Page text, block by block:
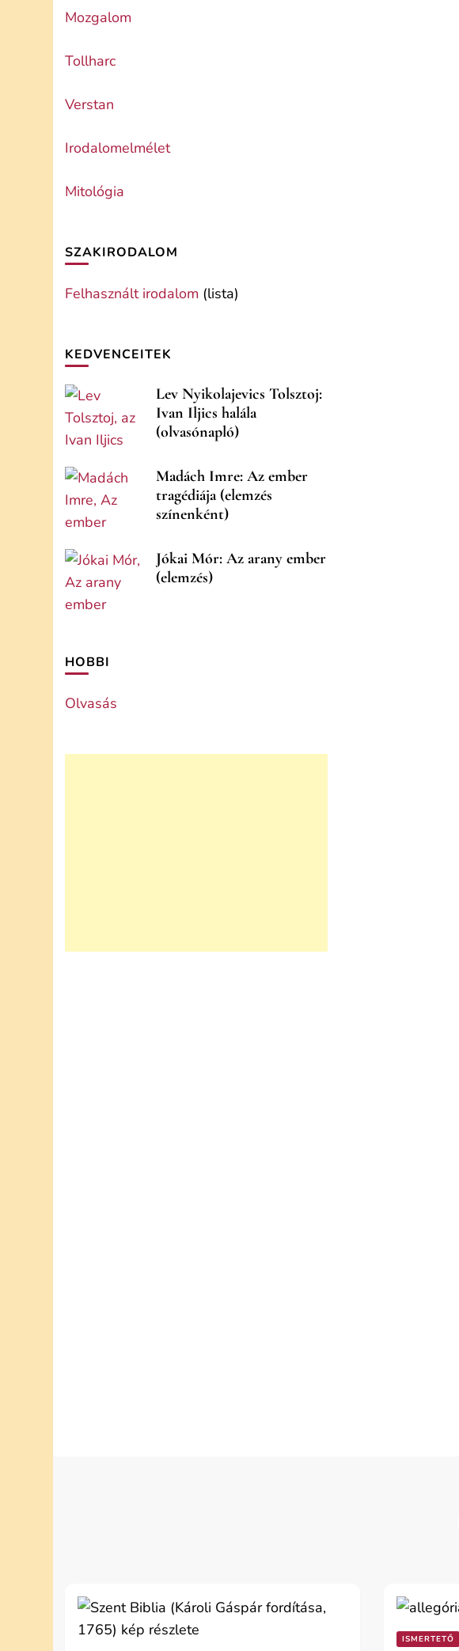
Mozgalom
Tollharc
Verstan
Irodalomelmélet
Mitológia
SZAKIRODALOM
Felhasznált irodalom (lista)
KEDVENCEITEK
Lev Nyikolajevics Tolsztoj:
Ivan Iljics halála
(olvasónapló)
Madách Imre: Az ember
tragédiája (elemzés
színenként)
Jókai Mór: Az arany ember
(elemzés)
HOBBI
Olvasás
ISMERTETŐ